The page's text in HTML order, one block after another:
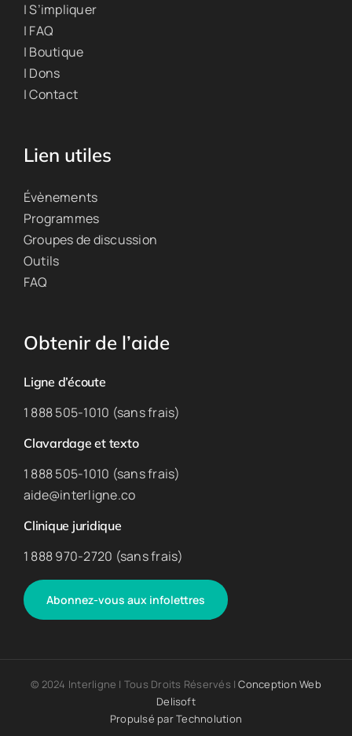
| S’impliquer
| FAQ
| Boutique
| Dons
| Contact
Lien utiles
Évènements
Programmes
Groupes de discussion
Outils
FAQ
Obtenir de l’aide
Ligne d’écoute
1 888 505-1010 (sans frais)
Clavardage et texto
1 888 505-1010 (sans frais)
aide@interligne.co
Clinique juridique
1 888 970-2720 (sans frais)
Abonnez-vous aux infolettres
© 2024 Interligne | Tous Droits Réservés |Conception Web
Delisoft
Propulsé parTechnolution